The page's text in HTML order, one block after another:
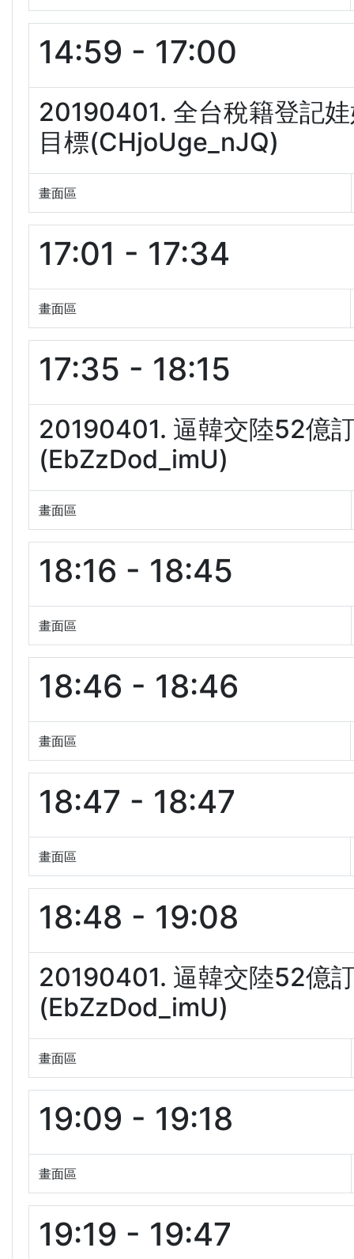
14:59 - 17:00
20190401. 全台稅籍登記
目標(CHjoUge_nJQ)
畫面區
17:01 - 17:34
畫面區
17:35 - 18:15
20190401. 逼韓交陸52億
(EbZzDod_imU)
畫面區
18:16 - 18:45
畫面區
18:46 - 18:46
畫面區
18:47 - 18:47
畫面區
18:48 - 19:08
20190401. 逼韓交陸52億
(EbZzDod_imU)
畫面區
19:09 - 19:18
畫面區
19:19 - 19:47